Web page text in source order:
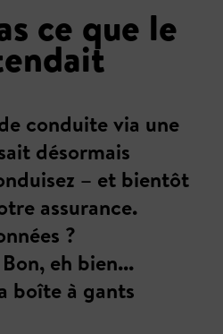
ce que le
conduite via une
désormais
– et bientôt
assurance.
?
eh bien...
boîte à gants